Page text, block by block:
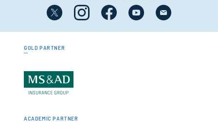
GOLD PARTNER
ACADEMIC PARTNER